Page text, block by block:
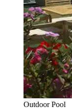
Outdoor Pool